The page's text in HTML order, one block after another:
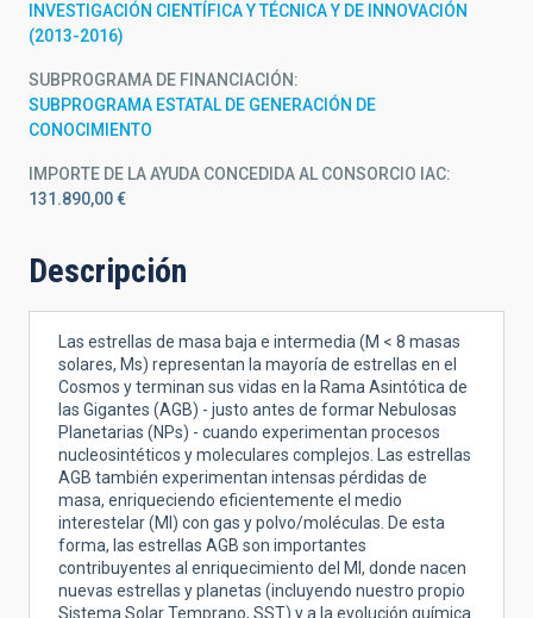
INVESTIGACIÓN CIENTÍFICA Y TÉCNICA Y DE INNOVACIÓN
(2013-2016)
SUBPROGRAMA DE FINANCIACIÓN
SUBPROGRAMA ESTATAL DE GENERACIÓN DE
CONOCIMIENTO
IMPORTE DE LA AYUDA CONCEDIDA AL CONSORCIO IAC
131.890,00 €
Descripción
Las estrellas de masa baja e intermedia (M < 8 masas
solares, Ms) representan la mayoría de estrellas en el
Cosmos y terminan sus vidas en la Rama Asintótica de
las Gigantes (AGB) - justo antes de formar Nebulosas
Planetarias (NPs) - cuando experimentan procesos
nucleosintéticos y moleculares complejos. Las estrellas
AGB también experimentan intensas pérdidas de
masa, enriqueciendo eficientemente el medio
interestelar (MI) con gas y polvo/moléculas. De esta
forma, las estrellas AGB son importantes
contribuyentes al enriquecimiento del MI, donde nacen
nuevas estrellas y planetas (incluyendo nuestro propio
Sistema Solar Temprano, SST) y a la evolución química